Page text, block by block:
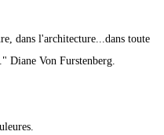
dans l'architecture...dans toute
Diane Von Furstenberg.